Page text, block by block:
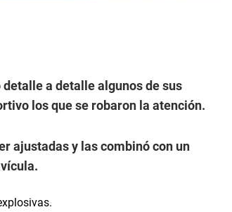
a detalle algunos de sus
los que se robaron la atención.
ajustadas y las combinó con un